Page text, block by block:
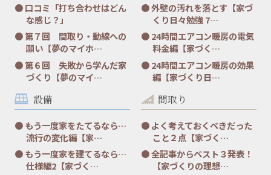
口コミ「打ち合わせはどん
な感じ？」
第７回 間取り・動線への
願い【夢のマイホ…
第６回 失敗から学んだ家
づくり【夢のマイ…
外壁の汚れを落とす【家づ
くり日々勉強 7…
24時間エアコン暖房の電気
料金編【家づく…
24時間エアコン暖房の効果
編【家づくり日…
設備
もう一度家をたてるなら…
流行の変化編【家…
もう一度家を建てるなら…
仕様編2【家づく…
間取り
よく考えておくべきだった
こと２点【家づく…
全記事からベスト３発表！
【家づくりの理想…